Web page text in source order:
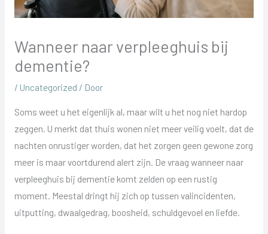
Wanneer naar verpleeghuis bij
dementie?
/ Uncategorized / Door
Soms weet u het eigenlijk al, maar wilt u het nog niet hardop
zeggen. U merkt dat thuis wonen niet meer veilig voelt, dat de
nachten onrustiger worden, dat het zorgen geen gewone zorg
meer is maar voortdurend alert zijn. De vraag wanneer naar
verpleeghuis bij dementie komt zelden op een rustig
moment. Meestal dringt hij zich op tussen valincidenten,
uitputting, dwaalgedrag, boosheid, schuldgevoel en liefde.